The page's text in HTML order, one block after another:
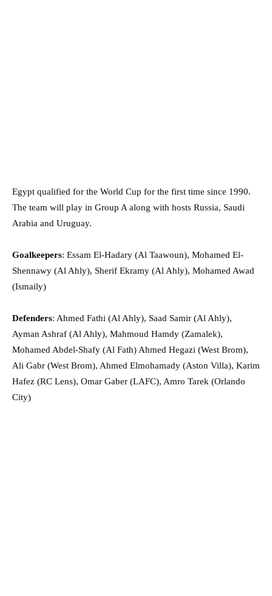
Egypt qualified for the World Cup for the first time since 1990.
The team will play in Group A along with hosts Russia, Saudi
Arabia and Uruguay.
Goalkeepers: Essam El-Hadary (Al Taawoun), Mohamed El-
Shennawy (Al Ahly), Sherif Ekramy (Al Ahly), Mohamed Awad
(Ismaily)
Defenders: Ahmed Fathi (Al Ahly), Saad Samir (Al Ahly),
Ayman Ashraf (Al Ahly), Mahmoud Hamdy (Zamalek),
Mohamed Abdel-Shafy (Al Fath) Ahmed Hegazi (West Brom),
Ali Gabr (West Brom), Ahmed Elmohamady (Aston Villa), Karim
Hafez (RC Lens), Omar Gaber (LAFC), Amro Tarek (Orlando
City)